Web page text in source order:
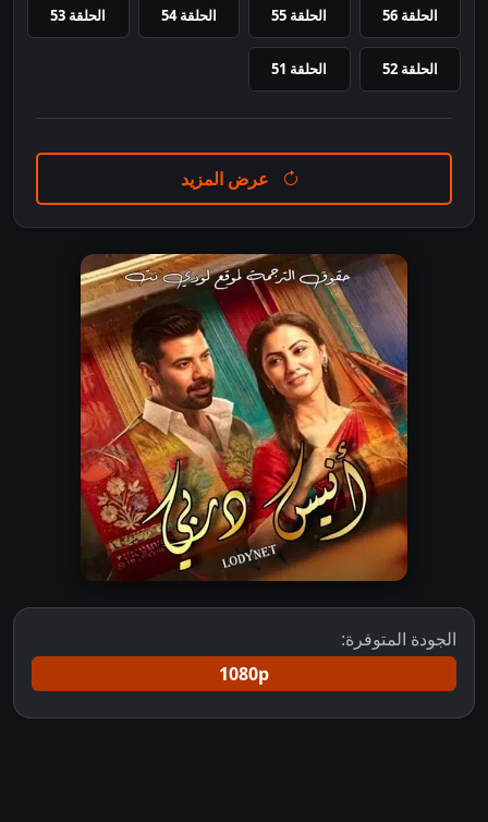
الحلقة 56 الحلقة 55 الحلقة 54 الحلقة 53
الحلقة 52 الحلقة 51
عرض المزيد
الجودة المتوفرة:
1080p